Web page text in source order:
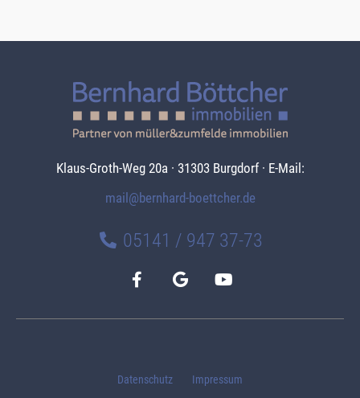
Klaus-Groth-Weg 20a · 31303 Burgdorf · E-Mail:
mail@bernhard-boettcher.de
05141 / 947 37-73
Datenschutz Impressum